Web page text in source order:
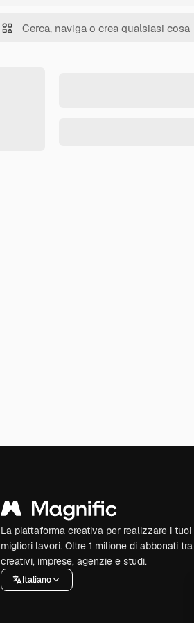
La piattaforma creativa per realizzare i tuoi
migliori lavori. Oltre 1 milione di abbonati tra
creativi, imprese, agenzie e studi.
Italiano